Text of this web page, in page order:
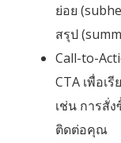
ย่อย
สรุป
Call-to-
CTA เพื่อเ
เช่น การสั่
ติดต่อคุณ